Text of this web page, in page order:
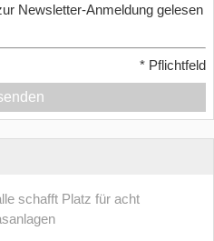
Newsletter-Anmeldung gelesen
* Pflichtfeld
schafft Platz für acht